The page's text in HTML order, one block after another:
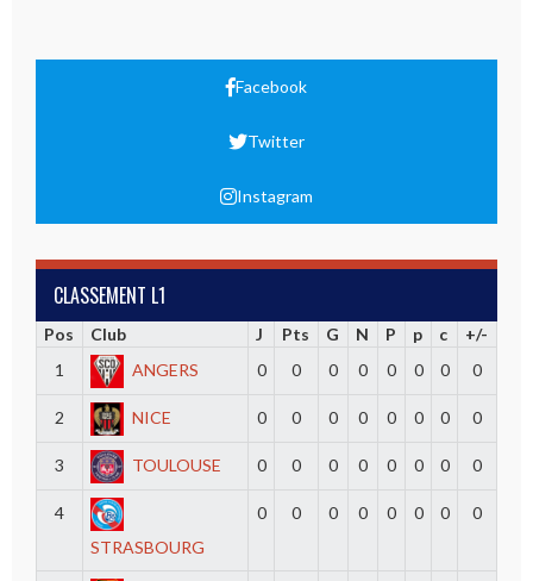
Facebook
Twitter
Instagram
CLASSEMENT L1
Pos Club J Pts G N P p c
+/-
1
ANGERS 0 0 0 0 0 0 0 0
2 NICE 0 0 0 0 0 0 0 0
3 TOULOUSE 0 0 0 0 0 0 0 0
4
STRASBOURG
0 0 0 0 0 0 0 0